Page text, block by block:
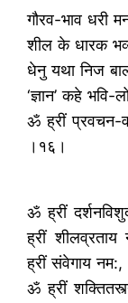
गौरव-भाव धरी
शील के धारक
धेनु यथा निज
‘ज्ञान’ कहे
ॐ ह्रीं प्रवचन-
।१६।
ॐ ह्रीं
ह्रीं शीलव्रताय
ह्रीं संवेगाय नम:,
ॐ ह्रीं